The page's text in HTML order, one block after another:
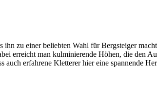
zu einer beliebten Wahl für Bergsteiger
erreicht man kulminierende Höhen, die den
auch erfahrene Kletterer hier eine spannende